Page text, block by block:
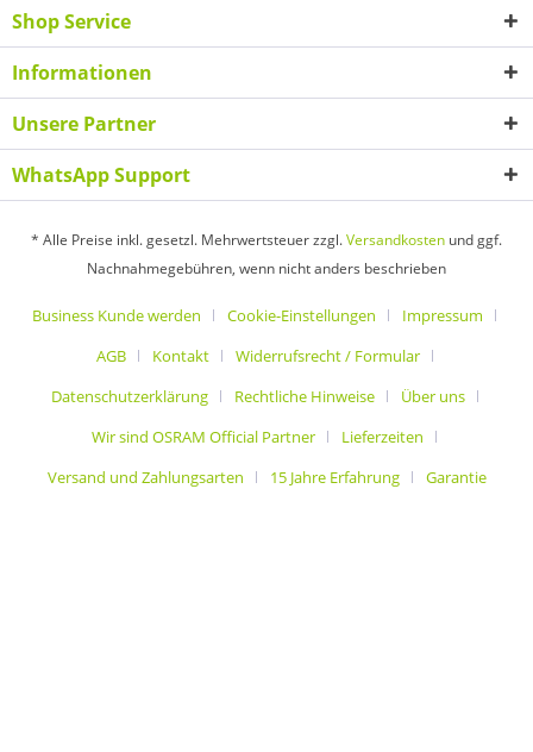
Shop Service
Informationen
Unsere Partner
WhatsApp Support
* Alle Preise inkl. gesetzl. Mehrwertsteuer zzgl.Versandkosten und ggf.
Nachnahmegebühren, wenn nicht anders beschrieben
Business Kunde werden Cookie-Einstellungen
Impressum
AGB
Kontakt
Widerrufsrecht / Formular
Datenschutzerklärung
Rechtliche Hinweise
Über uns
Wir sind OSRAM Official Partner
Lieferzeiten
Versand und Zahlungsarten
15 Jahre Erfahrung Garantie